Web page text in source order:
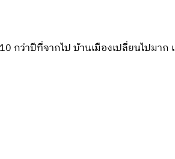
กว่าปีที่จากไป บ้านเมืองเปลี่ยนไปมา